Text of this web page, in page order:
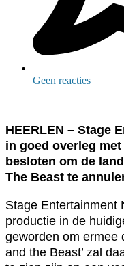
Geen reacties
HEERLEN – Stage
in goed overleg
besloten om de
The Beast te
Stage Entertainment
productie in de
geworden om ermee
and the Beast’ zal